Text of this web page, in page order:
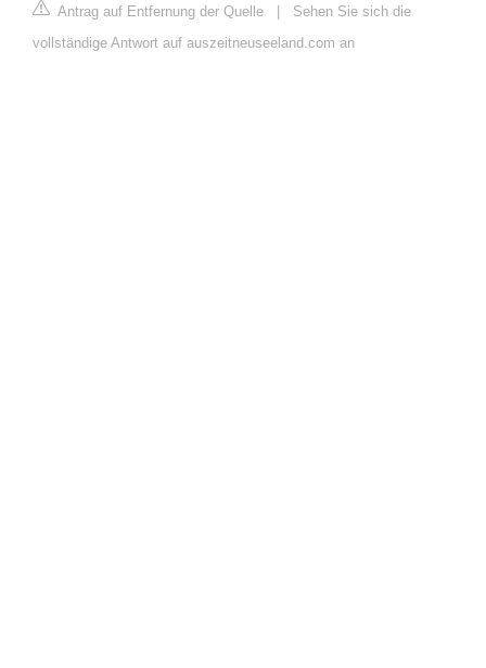
Antrag auf Entfernung der Quelle | Sehen Sie sich die
vollständige Antwort auf auszeitneuseeland.com an